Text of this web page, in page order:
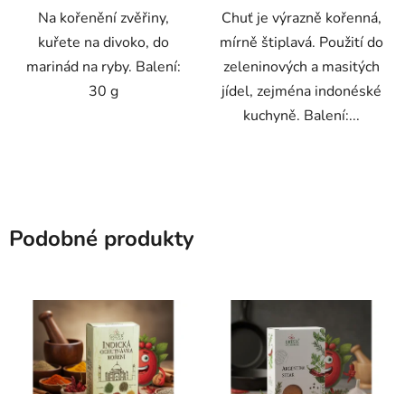
Na kořenění zvěřiny,
kuřete na divoko, do
marinád na ryby. Balení:
30 g
Chuť je výrazně kořenná,
mírně štiplavá. Použití do
zeleninových a masitých
jídel, zejména indonéské
kuchyně. Balení:...
Podobné produkty